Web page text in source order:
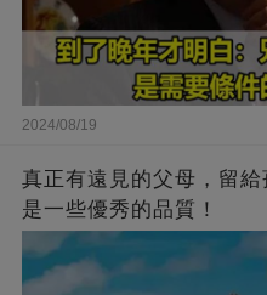
2024/08/19
真正有遠見的父母，留
是一些優秀的品質！